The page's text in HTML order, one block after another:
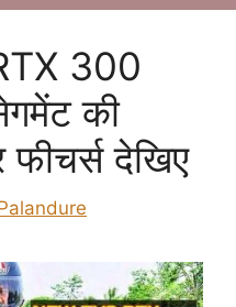
300
की
देखिए